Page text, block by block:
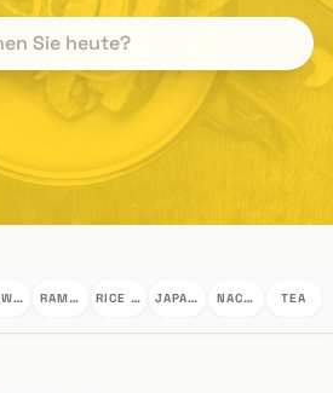
SEASONAL SPECIALS